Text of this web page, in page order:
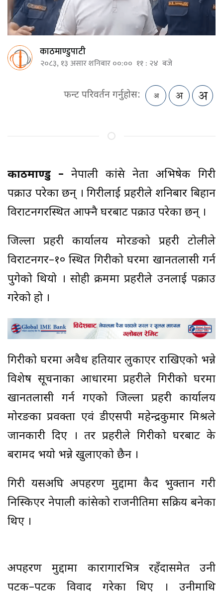
काठमाण्डुपाटी
२०८३, १३ असार शनिबार ००:०० ११ : २४ बजे
फन्ट परिवर्तन गर्नुहोस:
काठमाण्डु – नेपाली कांग्रेस नेता अभिषेक गिरी
पक्राउ परेका छन् । गिरीलाई प्रहरीले शनिबार बिहान
विराटनगरस्थित आफ्नै घरबाट पक्राउ परेका छन् ।
जिल्ला प्रहरी कार्यालय मोरङको प्रहरी टोलीले
विराटनगर–१० स्थित गिरीको घरमा खानतलासी गर्न
पुगेको थियो । सोही क्रममा प्रहरीले उनलाई पक्राउ
गरेको हो ।
गिरीको घरमा अवैध हतियार लुकाएर राखिएको भन्ने
विशेष सूचनाका आधारमा प्रहरीले गिरीको घरमा
खानतलासी गर्न गएको जिल्ला प्रहरी कार्यालय
मोरङका प्रवक्ता एवं डीएसपी महेन्द्रकुमार मिश्रले
जानकारी दिए । तर प्रहरीले गिरीको घरबाट के
बरामद भयो भन्ने खुलाएको छैन ।
गिरी यसअघि अपहरण मुद्दामा कैद भुक्तान गरी
निस्किएर नेपाली कांग्रेसको राजनीतिमा सक्रिय बनेका
थिए ।
अपहरण मुद्दामा कारागारभित्र रहँदासमेत उनी
पटक–पटक विवाद गरेका थिए । उनीमाथि